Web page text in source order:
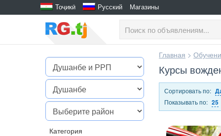
Тоҷикӣ Русский Магазины
Категория
Главная >
Курсы
Сортировать по:
Показывать по: 25